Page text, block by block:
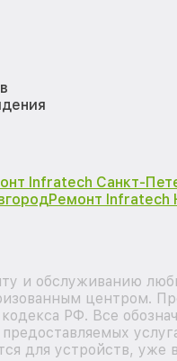
Infratech Санкт-
Ремонт Infratech
и обслуживанию
центром.
РФ. Все
для устройств,